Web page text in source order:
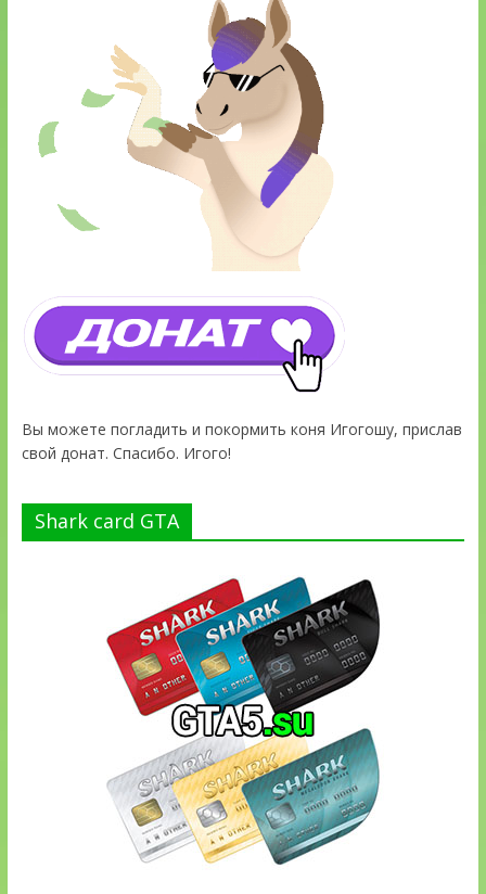
Вы можете погладить и покормить коня Игогошу, прислав
свой донат. Спасибо. Игого!
Shark card GTA